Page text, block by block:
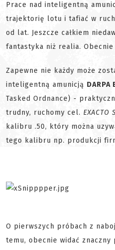
Prace nad inteligentną
trajektorię lotu i tafiać w
od lat. Jeszcze całkiem
fantastyka niż realia.
Zapewne nie każdy może
inteligentną amunicją DARPA
Tasked Ordnance) -
trudny, ruchomy cel.
kalibru .50, który można
tego kalibru np. produkcji
O pierwszych próbach z
temu, obecnie widać